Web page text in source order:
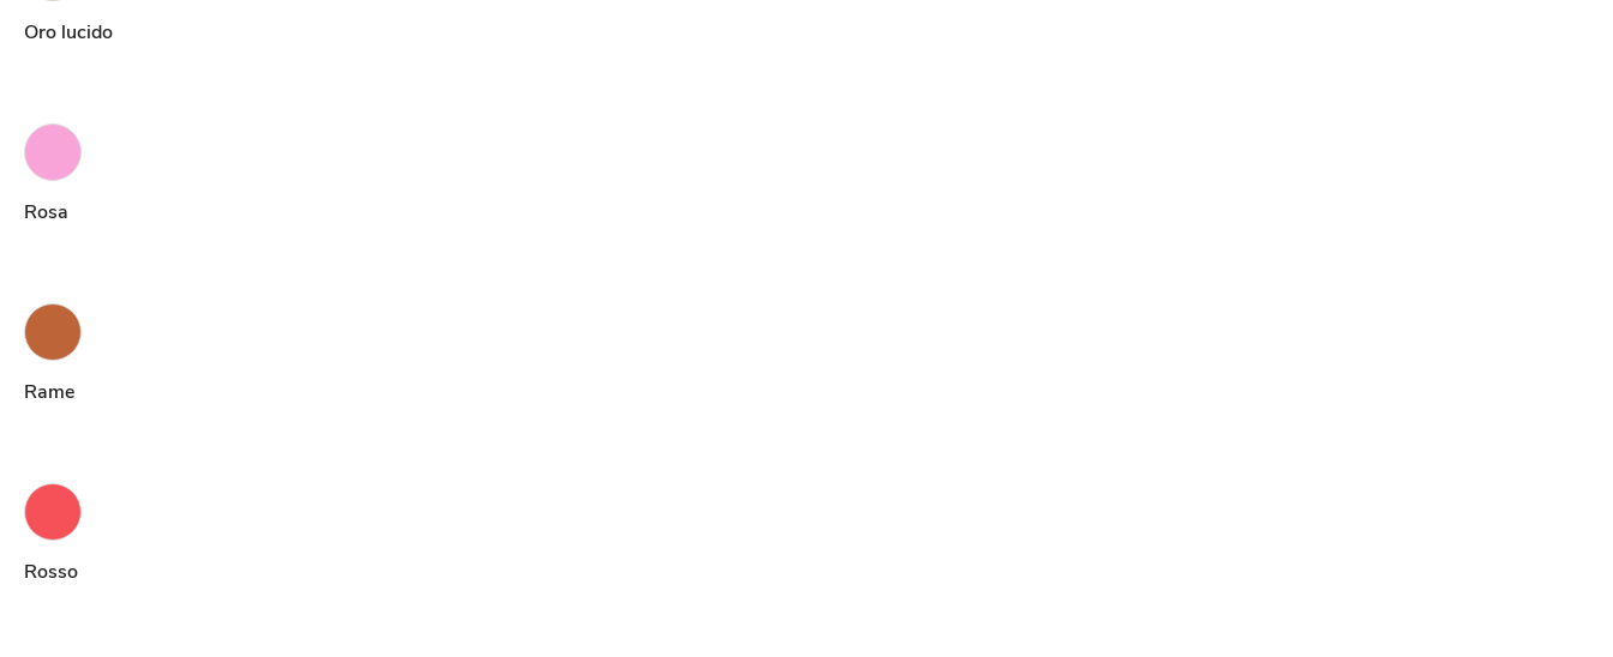
Oro lucido
Rosa
Rame
Rosso